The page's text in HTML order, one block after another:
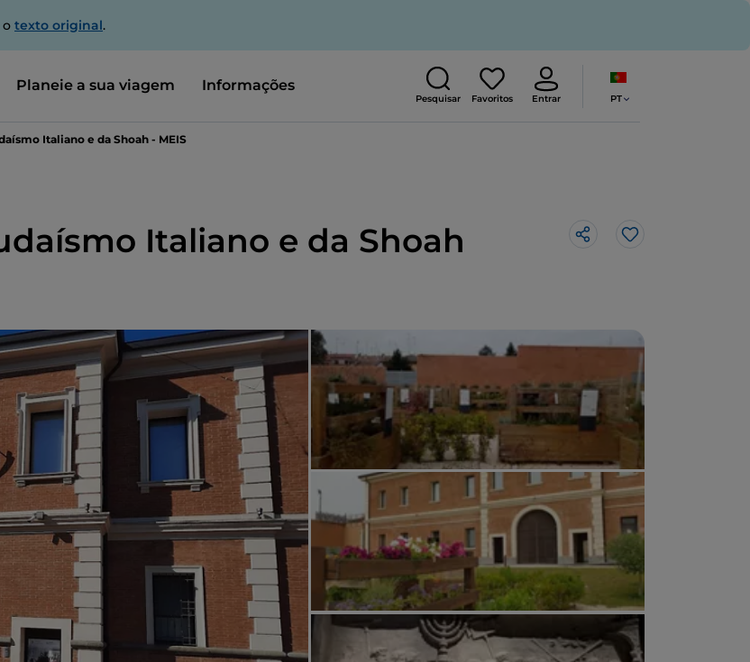
o texto original.
Planeie a sua viagem Informações
Pesquisar Favoritos Entrar PT
Italiano e da Shoah - MEIS
Italiano e da Shoah
Gosto